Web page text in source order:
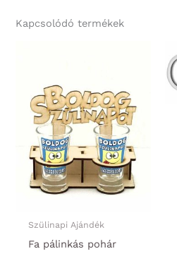
Kapcsolódó termékek
Szülinapi Ajándék
Fa pálinkás pohár